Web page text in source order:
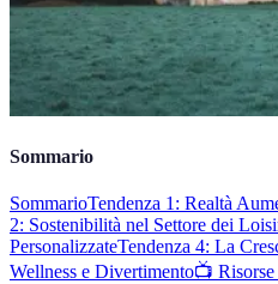
Sommario
SommarioTendenza 1: Realtà
2: Sostenibilità nel Settore dei
PersonalizzateTendenza 4: La
Wellness e Divertimento📺